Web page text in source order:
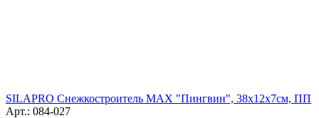
SILAPRO Снежкостроитель MAX "Пингвин", 38х12х7см, ПП
Арт.: 084-027